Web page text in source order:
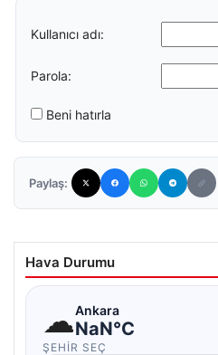
Kullanıcı adı:
Parola:
Beni hatırla
Paylaş:
Hava Durumu
☁Ankara
NaN°C
ŞEHIR SEÇ